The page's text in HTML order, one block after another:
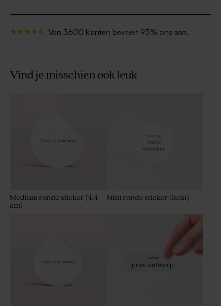
Van 3600 klanten beveelt 93% ons aan.
Vind je misschien ook leuk
Medium ronde sticker (4,4
cm)
Mini ronde sticker (3cm)